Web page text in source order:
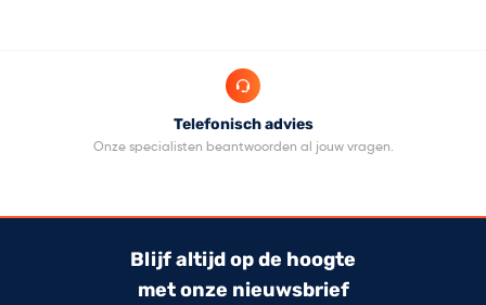
Telefonisch advies
Onze specialisten beantwoorden al jouw vragen.
Blijf altijd op de hoogte
met onze nieuwsbrief